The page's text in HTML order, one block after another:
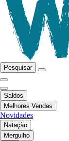
Pesquisar
Saldos
Melhores Vendas
Novidades
Natação
Mergulho